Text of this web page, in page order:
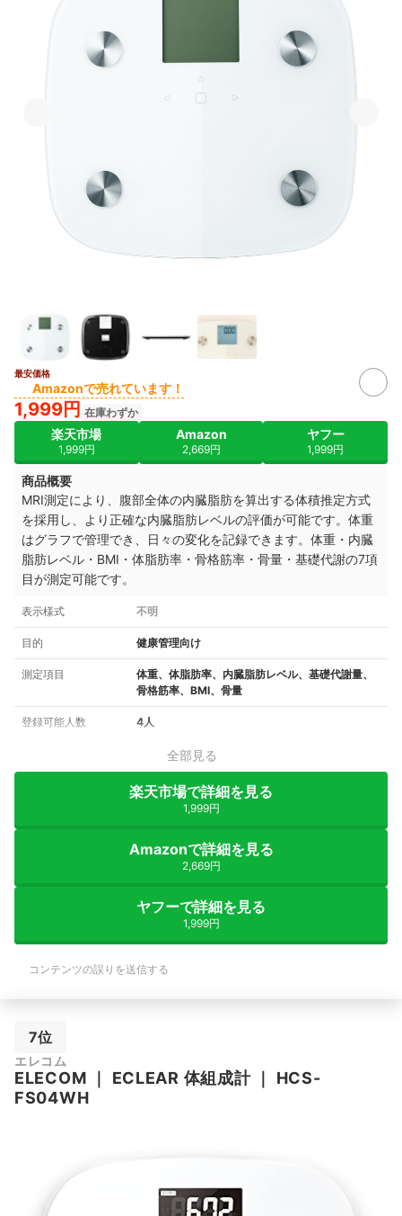
最安価格
Amazonで売れています！
1,999円 在庫わずか
楽天市場
1,999円
Amazon
2,669円
ヤフー
1,999円
商品概要
MRI測定により、腹部全体の内臓脂肪を算出する体積推定方式
を採用し、より正確な内臓脂肪レベルの評価が可能です。体重
はグラフで管理でき、日々の変化を記録できます。体重・内臓
脂肪レベル・BMI・体脂肪率・骨格筋率・骨量・基礎代謝の7項
目が測定可能です。
表示様式 不明
目的 健康管理向け
測定項目
体重、体脂肪率、内臓脂肪レベル、基礎代謝量、
骨格筋率、BMI、骨量
登録可能人数 4人
全部見る
楽天市場で詳細を見る
1,999円
Amazonで詳細を見る
2,669円
ヤフーで詳細を見る
1,999円
コンテンツの誤りを送信する
7位
エレコム
ELECOM ECLEAR 体組成計｜ HCS-
FS04WH